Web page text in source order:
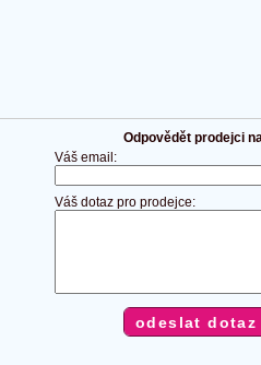
Odpovědět prodejci
Váš email:
Váš dotaz pro prodejce: